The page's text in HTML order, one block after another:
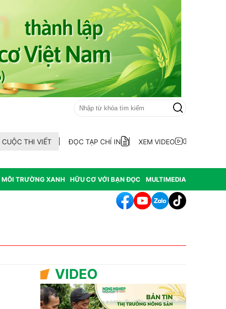
CUỘC THI VIẾT ĐỌC TẠP CHÍ IN XEM VIDEO
MÔI TRƯỜNG XANH HỮU CƠ VỚI BẠN ĐỌC MULTIMEDIA
Quảng Điền ra mắt Tổ hợp tác nuôi trồng thủy sản thôn An Xuân
VIDEO